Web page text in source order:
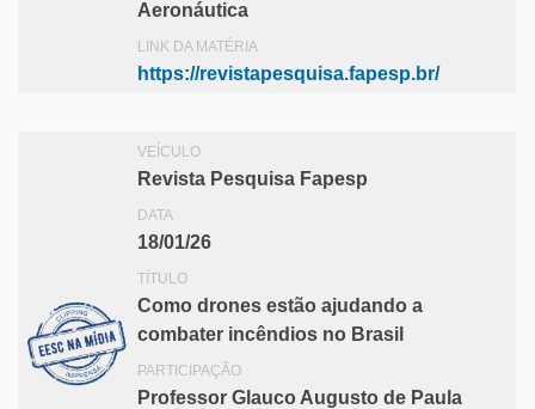
Aeronáutica
LINK DA MATÉRIA
https://revistapesquisa.fapesp.br/
VEÍCULO
Revista Pesquisa Fapesp
DATA
18/01/26
TÍTULO
Como drones estão ajudando a
combater incêndios no Brasil
PARTICIPAÇÃO
Professor Glauco Augusto de Paula